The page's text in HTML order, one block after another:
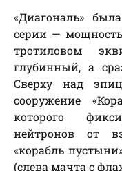
«Диагональ»
серии —
тротиловом
глубинный, а
Сверху над
сооружение
которого
нейтронов от
«корабль
(слева мачта с